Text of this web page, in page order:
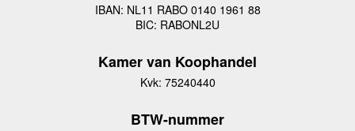
IBAN: NL11 RABO 0140 1961 88
BIC: RABONL2U
Kamer van Koophandel
Kvk: 75240440
BTW-nummer